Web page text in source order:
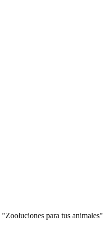
"Zooluciones para tus animales"